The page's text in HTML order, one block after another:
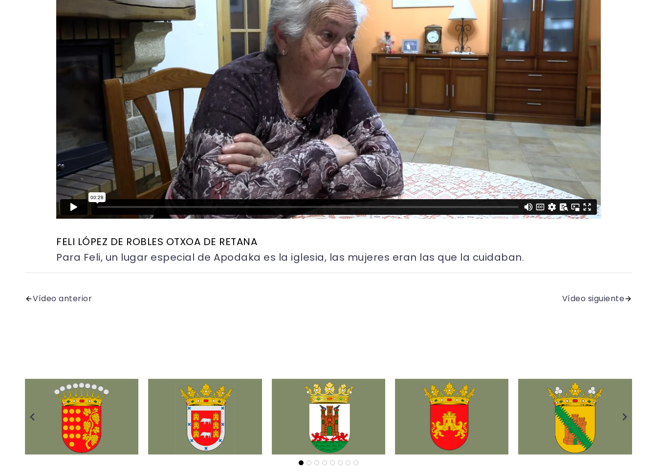
FELI LÓPEZ DE ROBLES OTXOA DE RETANA
Para Feli, un lugar especial de Apodaka es la iglesia, las mujeres eran las que la cuidaban.
Vídeo anterior Vídeo siguiente